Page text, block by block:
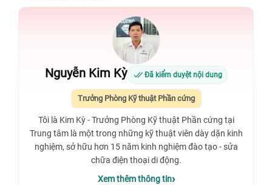
Nguyễn Kim Kỳ Đã kiểm duyệt nội dung
Trưởng Phòng Kỹ thuật Phần cứng
Tôi là Kim Kỳ - Trưởng Phòng Kỹ thuật Phần cứng tại
Trung tâm là một trong những kỹ thuật viên dày dặn kinh
nghiệm, sở hữu hơn 15 năm kinh nghiệm đào tạo - sửa
chữa điện thoại di động.
Xem thêm thông tin